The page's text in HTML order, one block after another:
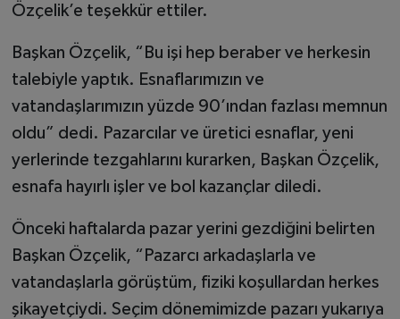
Özçelik’e teşekkür ettiler.
Başkan Özçelik, “Bu işi hep beraber ve herkesin
talebiyle yaptık. Esnaflarımızın ve
vatandaşlarımızın yüzde 90’ından fazlası memnun
oldu” dedi. Pazarcılar ve üretici esnaflar, yeni
yerlerinde tezgahlarını kurarken, Başkan Özçelik,
esnafa hayırlı işler ve bol kazançlar diledi.
Önceki haftalarda pazar yerini gezdiğini belirten
Başkan Özçelik, “Pazarcı arkadaşlarla ve
vatandaşlarla görüştüm, fiziki koşullardan herkes
şikayetçiydi. Seçim dönemimizde pazarı yukarıya